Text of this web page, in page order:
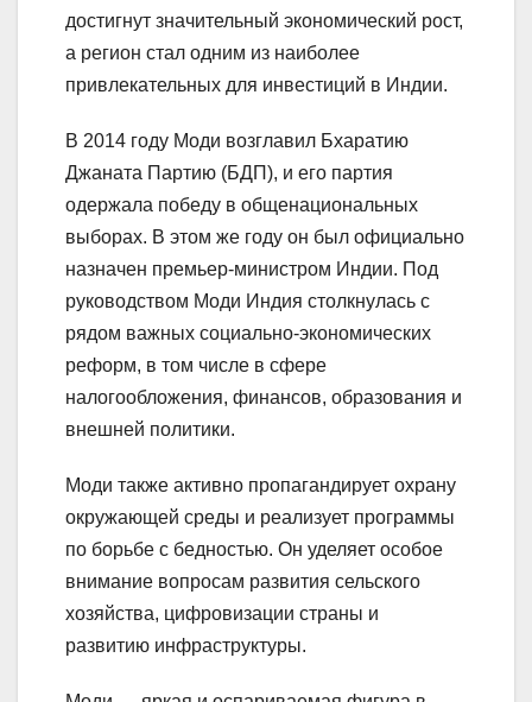
достигнут значительный экономический рост,
а регион стал одним из наиболее
привлекательных для инвестиций в Индии.
В 2014 году Моди возглавил Бхаратию
Джаната Партию (БДП), и его партия
одержала победу в общенациональных
выборах. В этом же году он был официально
назначен премьер-министром Индии. Под
руководством Моди Индия столкнулась с
рядом важных социально-экономических
реформ, в том числе в сфере
налогообложения, финансов, образования и
внешней политики.
Моди также активно пропагандирует охрану
окружающей среды и реализует программы
по борьбе с бедностью. Он уделяет особое
внимание вопросам развития сельского
хозяйства, цифровизации страны и
развитию инфраструктуры.